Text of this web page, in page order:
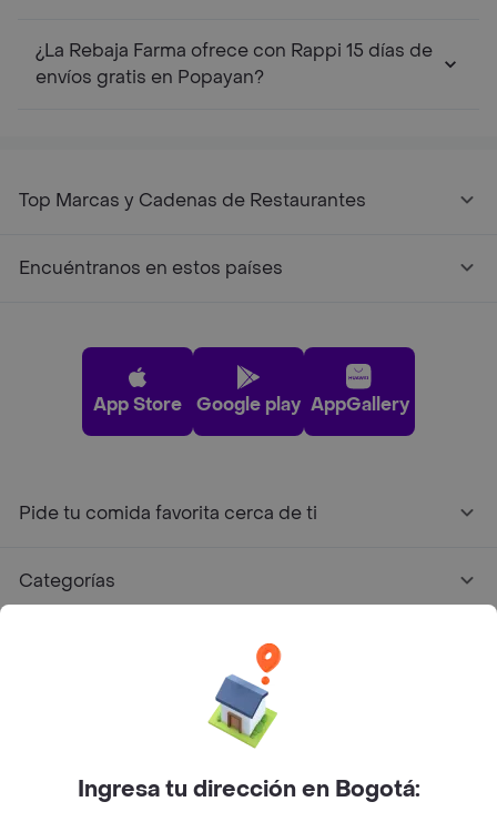
¿La Rebaja Farma ofrece con Rappi 15 días de
envíos gratis en Popayan?
Top Marcas y Cadenas de Restaurantes
Encuéntranos en estos países
App Store Google play AppGallery
Pide tu comida favorita cerca de ti
Categorías
Facebook
Twitter
Instagram
Ingresa tu dirección en Bogotá: